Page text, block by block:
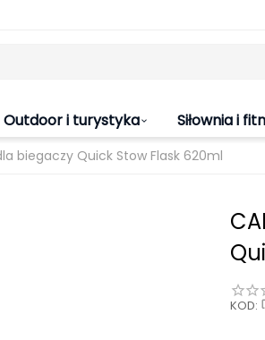
Outdoor i turystyka Siłownia i
biegaczy Quick Stow Flask 620ml
KOD: